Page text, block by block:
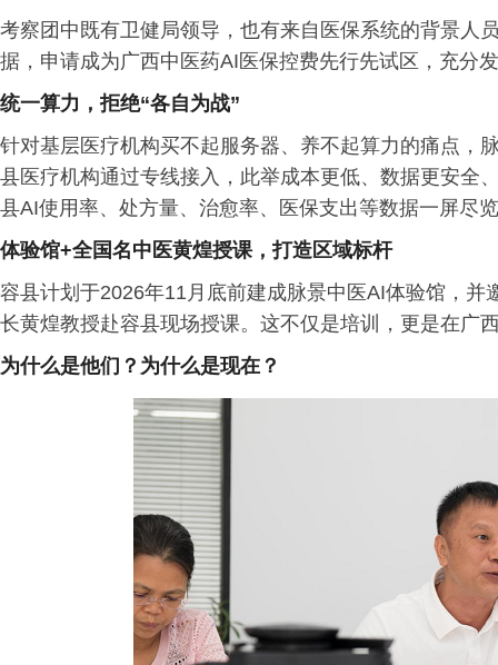
考察团中既有卫健局领导，也有来自医保系统的背景人
据，申请成为广西中医药AI医保控费先行先试区，充分
统一算力，拒绝“各自为战”
针对基层医疗机构买不起服务器、养不起算力的痛点，
县医疗机构通过专线接入，此举成本更低、数据更安
县AI使用率、处方量、治愈率、医保支出等数据一屏尽
体验馆+全国名中医黄煌授课，打造区域标杆
容县计划于2026年11月底前建成脉景中医AI体验馆，
长黄煌教授赴容县现场授课。这不仅是培训，更是在广
为什么是他们？为什么是现在？